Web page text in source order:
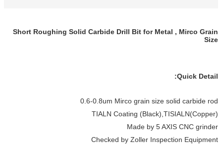
Short Roughing Solid Carbide Drill Bit for Metal , Mirco Grain
Size
Quick Detail:
0.6-0.8um Mirco grain size solid carbide rod
TIALN Coating (Black),TISIALN(Copper)
Made by 5 AXIS CNC grinder
Checked by Zoller Inspection Equipment